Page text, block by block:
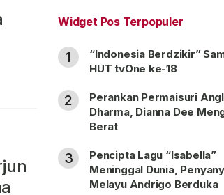
Widget Pos Terpopuler
1
“Indonesia Berdzikir”
HUT tvOne ke-18
2
Perankan Permaisuri
Dharma, Dianna Dee
Berat
3
Pencipta Lagu “Isabella”
Meninggal Dunia,
Melayu Andrigo Berduka